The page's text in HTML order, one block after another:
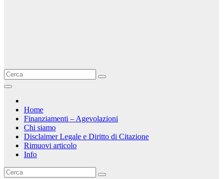
Home
Finanziamenti – Agevolazioni
Chi siamo
Disclaimer Legale e Diritto di Citazione
Rimuovi articolo
Info